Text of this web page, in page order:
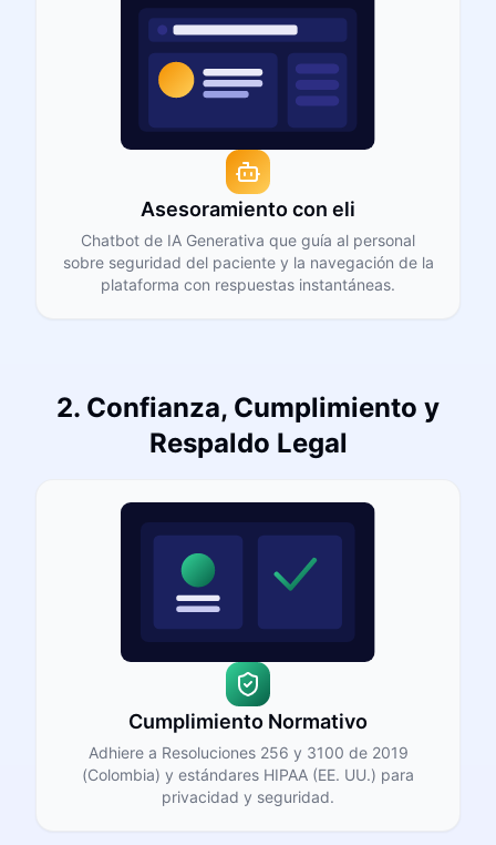
Asesoramiento con eli
Chatbot de IA Generativa que guía al personal
sobre seguridad del paciente y la navegación de la
plataforma con respuestas instantáneas.
2. Confianza, Cumplimiento y
Respaldo Legal
Cumplimiento Normativo
Adhiere a Resoluciones 256 y 3100 de 2019
(Colombia) y estándares HIPAA (EE. UU.) para
privacidad y seguridad.